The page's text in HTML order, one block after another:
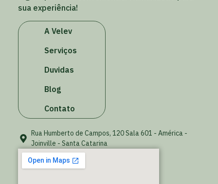
sua experiência!
A Velev
Serviços
Duvidas
Blog
Contato
Rua Humberto de Campos, 120 Sala 601 - América -
Joinville - Santa Catarina